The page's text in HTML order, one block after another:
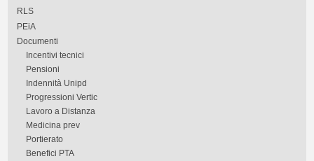
RLS
PEiA
Documenti
Incentivi tecnici
Pensioni
Indennità Unipd
Progressioni Vertic
Lavoro a Distanza
Medicina prev
Portierato
Benefici PTA